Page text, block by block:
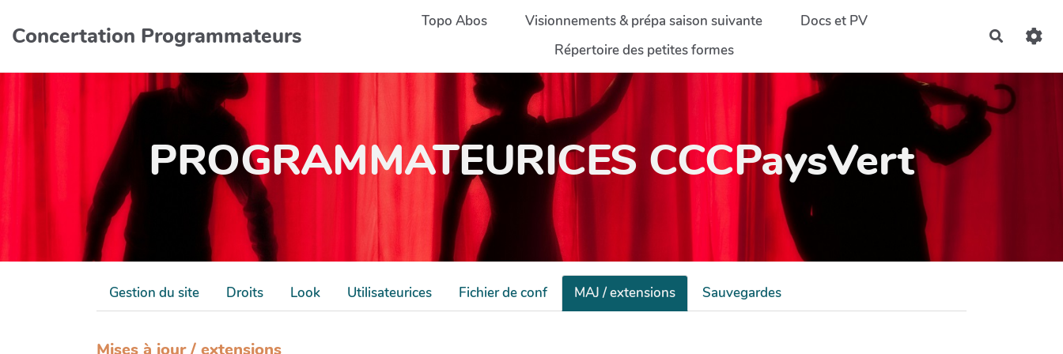
Concertation Programmateurs
Topo Abos Visionnements & prépa saison suivante
Docs et PV
Répertoire des petites formes
PROGRAMMATEURICES CCCPaysVert
Gestion du site Droits Look Utilisateurices Fichier de conf MAJ / extensions Sauvegardes
Mises à jour / extensions